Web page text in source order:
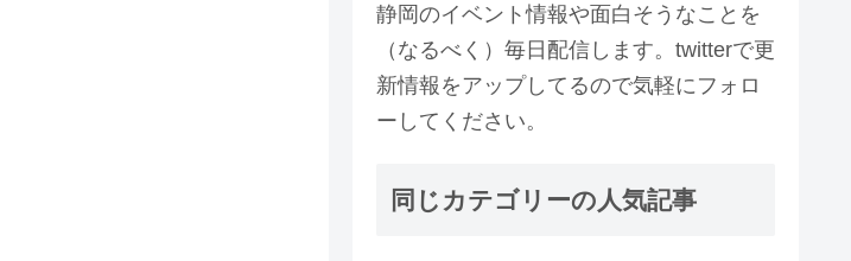
静岡のイベント情報や面白そうなことを
（なるべく）毎日配信します。twitterで更
新情報をアップしてるので気軽にフォロ
ーしてください。
同じカテゴリーの人気記事